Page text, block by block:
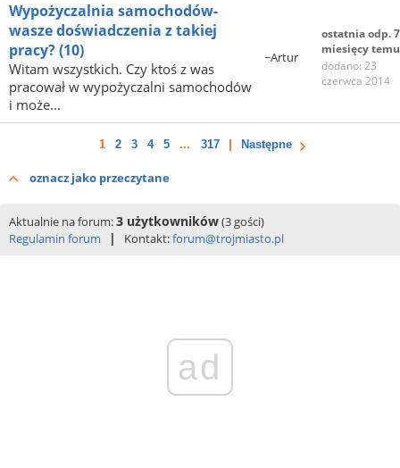
Wypożyczalnia samochodów-
wasze doświadczenia z takiej
pracy?(10)
Witam wszystkich. Czy ktoś z was
pracował w wypożyczalni samochodów
i może...
~Artur
ostatnia odp. 7
miesięcy temu
dodano: 23
czerwca 2014
1 2 3 4 5 ... 317 Następne
oznacz jako przeczytane
Aktualnie na forum:3 użytkowników(3 gości)
Regulamin forum
| Kontakt:forum@trojmiasto.pl
ad